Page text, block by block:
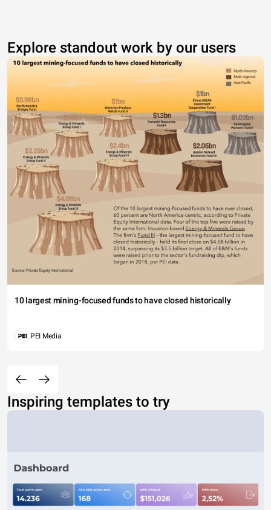
Explore standout work by our users
10 largest mining-focused funds to have closed historically
PEI Media
Inspiring templates to try